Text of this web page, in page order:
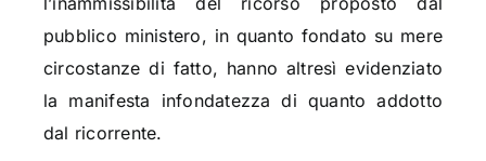
pubblico ministero, in quanto fondato su mere
circostanze di fatto, hanno altresì evidenziato
la manifesta infondatezza di quanto addotto
dal ricorrente.